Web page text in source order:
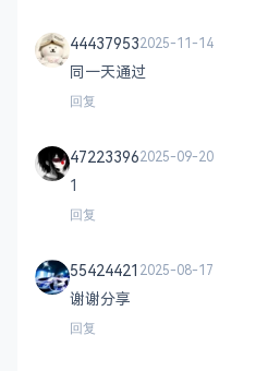
444379532025-11-14
同一天通过
回复
472233962025-09-20
1
回复
55424421 2025-08-17
谢谢分享
回复